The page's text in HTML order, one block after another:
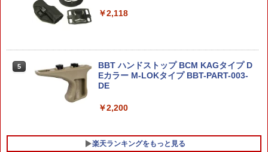
機動戦士ガンダム 水星の魔女 1/144 [21]
ピリッツ BANDAI SPIRITS ガンプラ
￥1,760
風伝』 てのひらミナト (塗装済み完成品
フィギュア)
￥2,118
5
BBT ハンドストップ BCM KAGタイプ D
Eカラー M-LOKタイプ BBT-PART-003-
DE
￥2,200
楽天ランキングをもっと見る